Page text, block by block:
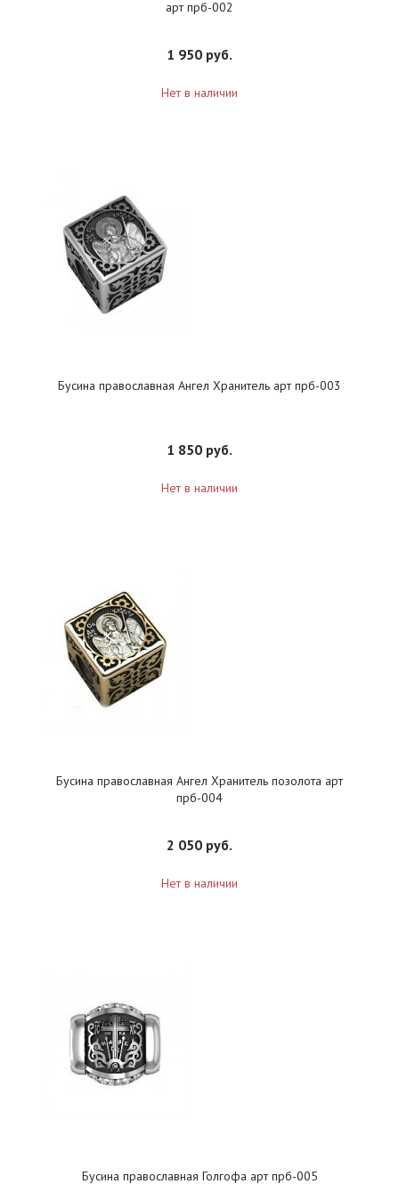
арт прб-002
1 950 руб.
Нет в наличии
Бусина православная Ангел Хранитель арт прб-003
1 850 руб.
Нет в наличии
Бусина православная Ангел Хранитель позолота арт
прб-004
2 050 руб.
Нет в наличии
Бусина православная Голгофа арт прб-005